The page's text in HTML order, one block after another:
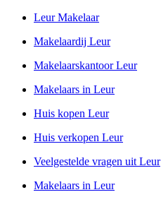
Leur Makelaar
Makelaardij Leur
Makelaarskantoor Leur
Makelaars in Leur
Huis kopen Leur
Huis verkopen Leur
Veelgestelde vragen uit Leur
Makelaars in Leur